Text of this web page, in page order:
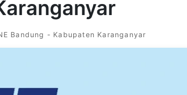
Bandung - Kabupaten Karanganyar